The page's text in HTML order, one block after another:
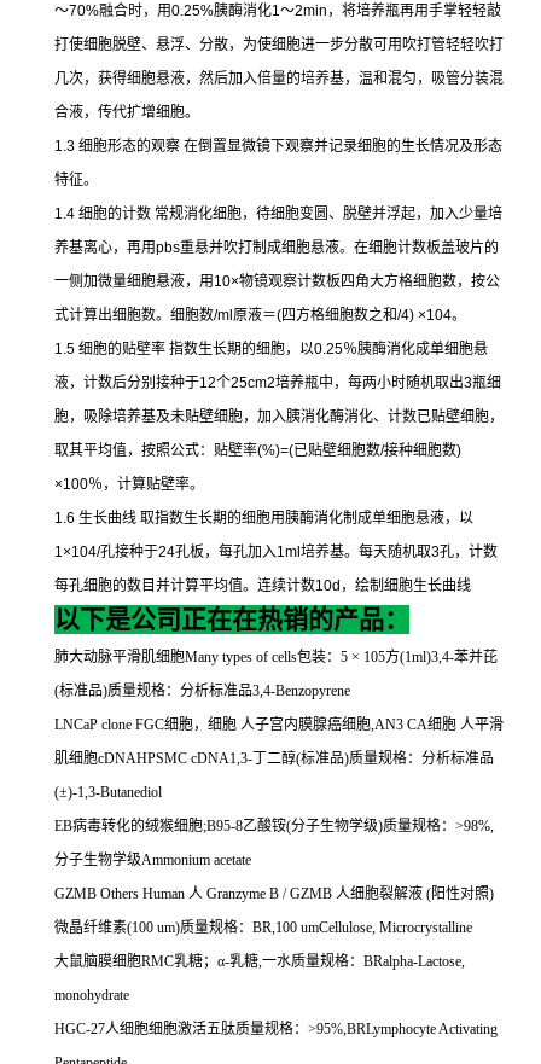
～70%融合时，用0.25%胰酶消化1～2min ，将培养瓶再用手掌轻轻敲
打使细胞脱壁、悬浮、分散，为使细胞进一步分散可用吹打管轻轻吹打
几次，获得细胞悬液，然后加入倍量的培养基，温和混匀，吸管分装混
合液，传代扩增细胞。
1.3 细胞形态的观察 在倒置显微镜下观察并记录细胞的生长情况及形态
特征。
1.4 细胞的计数 常规消化细胞，待细胞变圆、脱壁并浮起，加入少量培
养基离心，再用pbs重悬并吹打制成细胞悬液。在细胞计数板盖玻片的
一侧加微量细胞悬液，用 10×物镜观察计数板四角大方格细胞数，按公
式计算出细胞数。细胞数/ml 原液＝(四方格细胞数之和/4) ×104。
1.5 细胞的贴壁率 指数生长期的细胞，以0.25％胰酶消化成单细胞悬
液，计数后分别接种于12个25cm2培养瓶中，每两小时随机取出3瓶细
胞，吸除培养基及未贴壁细胞，加入胰消化酶消化、计数已贴壁细胞，
取其平均值，按照公式：贴壁率(%)=(已贴壁细胞数/接种细胞数)
×100％，计算贴壁率。
1.6 生长曲线 取指数生长期的细胞用胰酶消化制成单细胞悬液，以
1×104/孔接种于24孔板，每孔加入1ml 培养基。每天随机取3孔，计数
每孔细胞的数目并计算平均值。连续计数10d ，绘制细胞生长曲线
以下是公司正在在热销的产品：
肺大动脉平滑肌细胞Many types of cells包装： 5 × 105方(1ml)3,4-苯并芘
(标准品)质量规格：分析标准品3,4-Benzopyrene
LNCaP clone FGC细胞，细胞 人子宫内膜腺癌细胞,AN3 CA细胞 人平滑
肌细胞cDNAHPSMC cDNA1,3- 丁二醇(标准品)质量规格：分析标准品
(±)-1,3-Butanediol
EB病毒转化的绒猴细胞;B95-8乙酸铵(分子生物学级)质量规格： >98%,
分子生物学级Ammonium acetate
GZMB Others Human 人 Granzyme B / GZMB 人细胞裂解液 (阳性对照)
微晶纤维素(100 um)质量规格： BR,100 umCellulose, Microcrystalline
大鼠脑膜细胞RMC乳糖；α-乳糖,一水质量规格： BRalpha-Lactose,
monohydrate
HGC-27人细胞细胞激活五肽质量规格： >95%,BRLymphocyte Activating